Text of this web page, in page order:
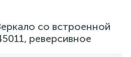
со встроенной
реверсивное